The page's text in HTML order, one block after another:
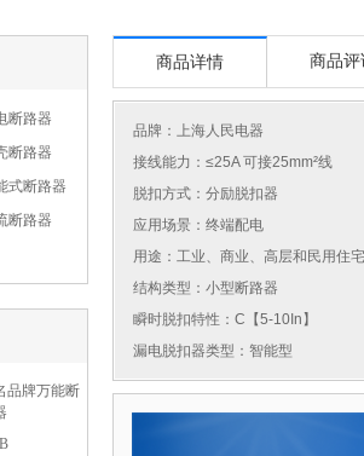
断路器
断路器
式断路器
断路器
品牌万能断
商品详情 商品评
品牌： 上海人民电器
接线能力：≤25A 可接25mm²线
脱扣方式：分励脱扣器
应用场景：终端配电
用途：工业、商业、高层和民用住
结构类型：小型断路器
瞬时脱扣特性：C【5-10In】
漏电脱扣器类型：智能型